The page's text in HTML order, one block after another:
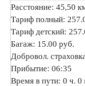
Расстояние: 45,50
Тариф полный:
Тариф детский:
Багаж: 15.00 руб.
Добровол.
Прибытие: 06:35
Время в пути: 0 ч. 0